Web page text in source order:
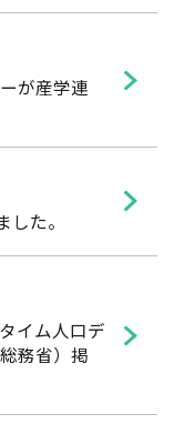
が産学連
た。
イム人口デ
務省）掲